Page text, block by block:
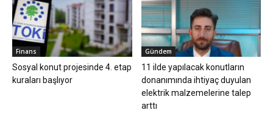
Finans
Sosyal konut projesinde 4. etap
kuraları başlıyor
Gündem
11 ilde yapılacak konutların
donanımında ihtiyaç duyulan
elektrik malzemelerine talep
arttı